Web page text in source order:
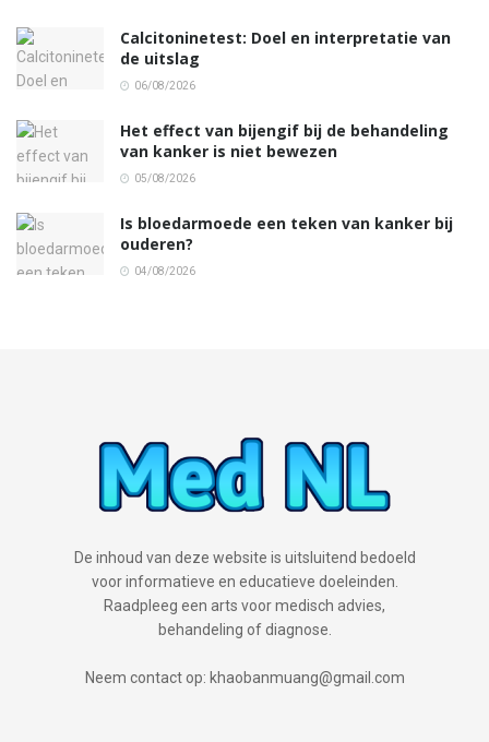
Calcitoninetest: Doel en interpretatie van
de uitslag
06/08/2026
Het effect van bijengif bij de behandeling
van kanker is niet bewezen
05/08/2026
Is bloedarmoede een teken van kanker bij
ouderen?
04/08/2026
De inhoud van deze website is uitsluitend bedoeld
voor informatieve en educatieve doeleinden.
Raadpleeg een arts voor medisch advies,
behandeling of diagnose.
Neem contact op: khaobanmuang@gmail.com